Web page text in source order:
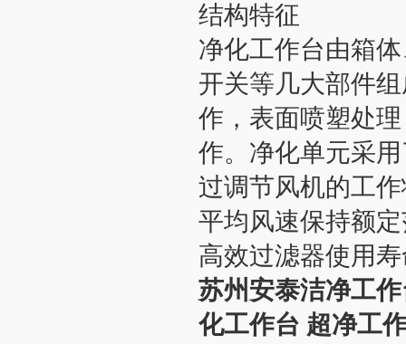
结构特征
净化工作台由箱
开关等几大部件
作，表面喷塑处
作。净化单元采
过调节风机的工
平均风速保持额
高效过滤器使用
苏州安泰洁净工
化工作台 超净工